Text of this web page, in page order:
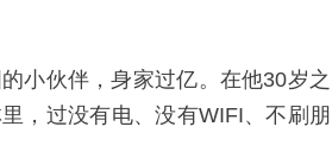
小伙伴，身家过亿。在他30岁之
，过没有电、没有WIFI、不刷朋